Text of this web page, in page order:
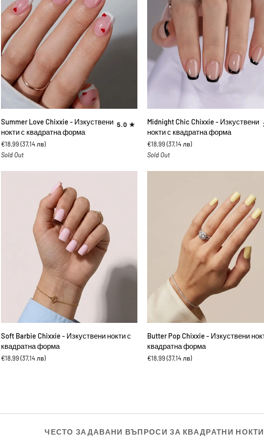
ДОБАВИ В КОЛИЧКАТА
Love
Chixxie
-
Изкуствени
Summer Love Chixxie - Изкуствени
нокти с квадратна форма
5.0
€18,99 (37,14 лв)
Sold Out
ДОБАВИ В КОЛИЧКАТА
Chic
Chixxie
-
Изкуствени
Midnight Chic Chixxie - Изкуствени
нокти с квадратна форма
€18,99(37,14 лв)
Sold Out
ДОБАВИ В КОЛИЧКАТА
Soft
Barbie
Chixxie
-
форма
Soft Barbie Chixxie - Изкуствени нокти с
квадратна форма
€18,99 (37,14 лв)
ДОБАВИ В КОЛИЧКАТА
Butter
Pop
Chixxie
-
форма
Butter Pop Chixxie - Изкуствени
квадратна форма
€18,99(37,14 лв)
ЧЕСТО ЗАДАВАНИ ВЪПРОСИ ЗА КВАДРАТНИ НОКТИ